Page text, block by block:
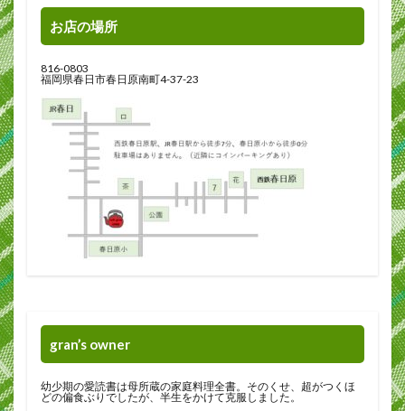
お店の場所
816-0803
福岡県春日市春日原南町4-37-23
gran’s owner
幼少期の愛読書は母所蔵の家庭料理全書。そのくせ、超がつくほ
どの偏食ぶりでしたが、半生をかけて克服しました。